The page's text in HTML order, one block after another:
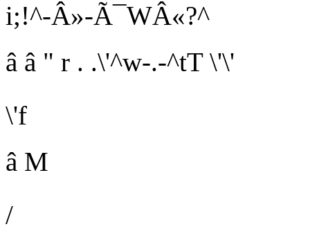
i;!^-Â»-Ã¯WÂ«?^
â â " r . .\'^w-.-^tT \'\'
\'f
â M
/